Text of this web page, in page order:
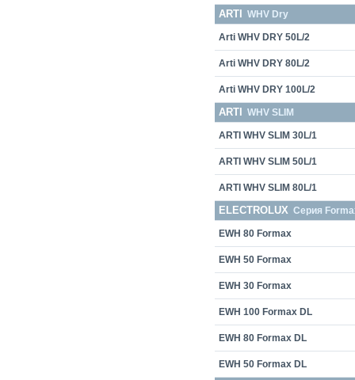
ARTI WHV Dry
Arti WHV DRY 50L/2
Arti WHV DRY 80L/2
Arti WHV DRY 100L/2
ARTI WHV SLIM
ARTI WHV SLIM 30L/1
ARTI WHV SLIM 50L/1
ARTI WHV SLIM 80L/1
ELECTROLUX Серия
EWH 80 Formax
EWH 50 Formax
EWH 30 Formax
EWH 100 Formax DL
EWH 80 Formax DL
EWH 50 Formax DL